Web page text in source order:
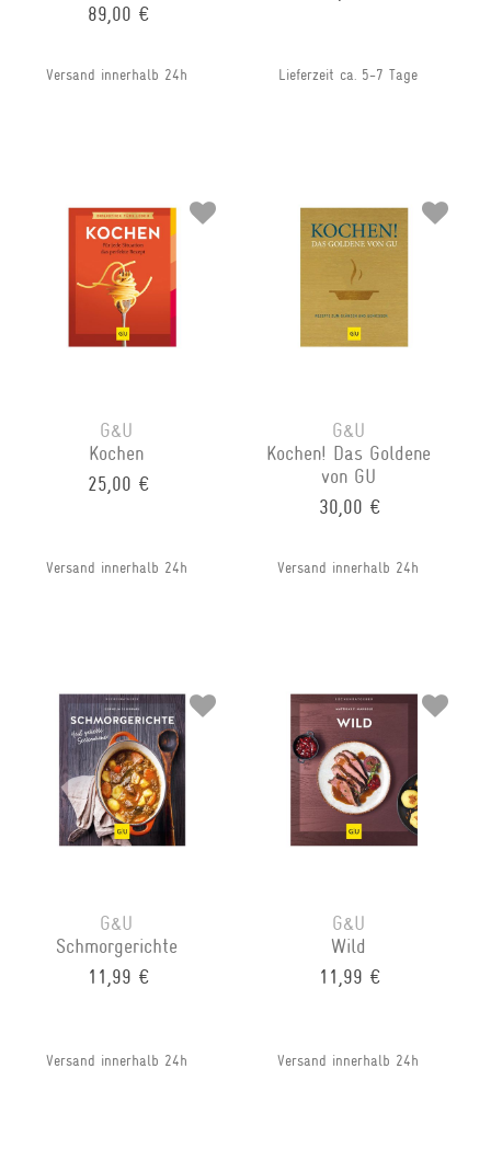
89,00 €
Versand innerhalb 24h Lieferzeit ca. 5-7 Tage
G&U
Kochen
25,00 €
Versand innerhalb 24h
G&U
Kochen! Das Goldene
von GU
30,00 €
Versand innerhalb 24h
G&U
Schmorgerichte
11,99 €
Versand innerhalb 24h
G&U
Wild
11,99 €
Versand innerhalb 24h